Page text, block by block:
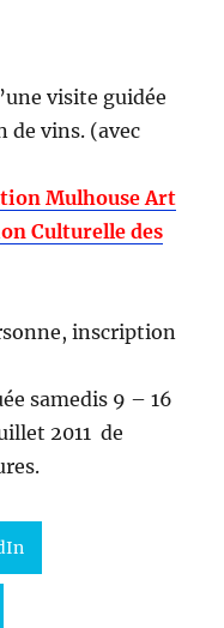
visite guidée
de vins. (avec
Mulhouse Art
Culturelle des
inscription
samedis 9 – 16
2011 de